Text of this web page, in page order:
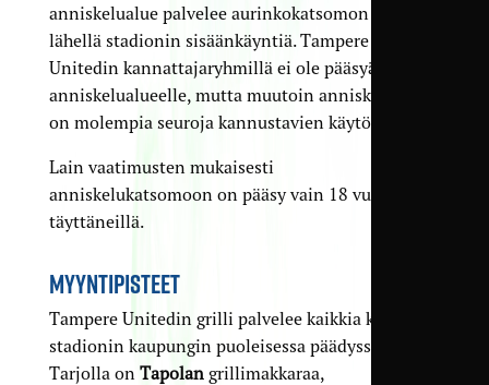
anniskelualue palvelee aurinkokatsomon puolella
lähellä stadionin sisäänkäyntiä. Tampere
Unitedin kannattajaryhmillä ei ole pääsyä tälle
anniskelualueelle, mutta muutoin anniskelualue
on molempia seuroja kannustavien käytössä.
Lain vaatimusten mukaisesti
anniskelukatsomoon on pääsy vain 18 vuotta
täyttäneillä.
MYYNTIPISTEET
Tampere Unitedin grilli palvelee kaikkia katsojia
stadionin kaupungin puoleisessa päädyssä.
Tarjolla on Tapolan grillimakkaraa,